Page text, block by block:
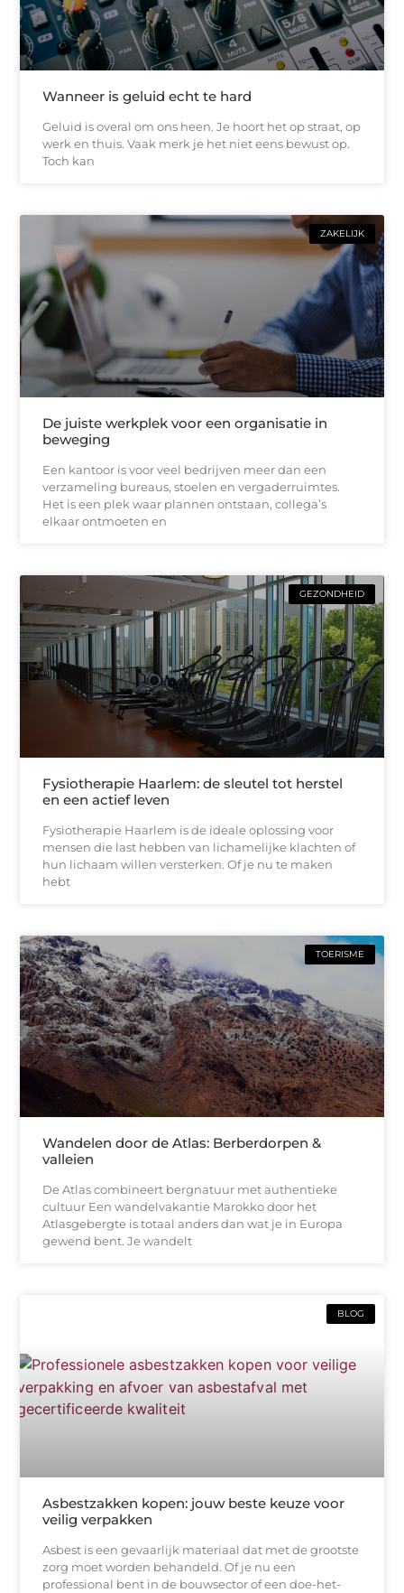
Wanneer is geluid echt te hard
Geluid is overal om ons heen. Je hoort het op straat, op
werk en thuis. Vaak merk je het niet eens bewust op.
Toch kan
ZAKELIJK
De juiste werkplek voor een organisatie in
beweging
Een kantoor is voor veel bedrijven meer dan een
verzameling bureaus, stoelen en vergaderruimtes.
Het is een plek waar plannen ontstaan, collega’s
elkaar ontmoeten en
GEZONDHEID
Fysiotherapie Haarlem: de sleutel tot herstel
en een actief leven
Fysiotherapie Haarlem is de ideale oplossing voor
mensen die last hebben van lichamelijke klachten of
hun lichaam willen versterken. Of je nu te maken
hebt
TOERISME
Wandelen door de Atlas: Berberdorpen &
valleien
De Atlas combineert bergnatuur met authentieke
cultuur Een wandelvakantie Marokko door het
Atlasgebergte is totaal anders dan wat je in Europa
gewend bent. Je wandelt
BLOG
Asbestzakken kopen: jouw beste keuze voor
veilig verpakken
Asbest is een gevaarlijk materiaal dat met de grootste
zorg moet worden behandeld. Of je nu een
professional bent in de bouwsector of een doe-het-